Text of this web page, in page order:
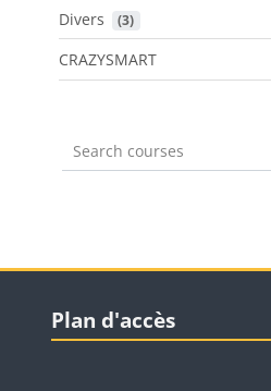
Divers (3)
CRAZYSMART
Search courses
Blocs
Plan d'accès